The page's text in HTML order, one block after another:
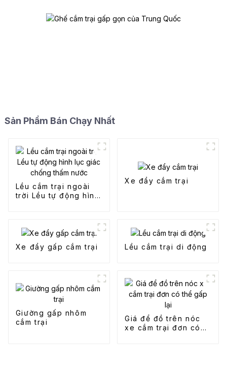
Sản Phẩm Bán Chạy Nhất
Lều cắm trại ngoài
trời Lều tự động hình
Xe đẩy cắm trại
Xe đẩy gấp cắm trại Lều cắm trại di động
Giường gấp nhôm
cắm trại
Giá để đồ trên nóc
xe cắm trại đơn có